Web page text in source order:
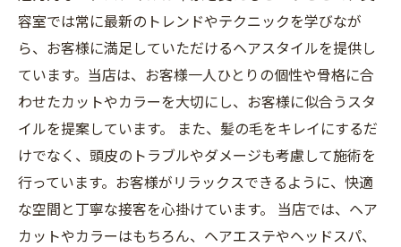
容室では常に最新のトレンドやテクニックを学びなが
ら、お客様に満足していただけるヘアスタイルを提供し
ています。当店は、お客様一人ひとりの個性や骨格に合
わせたカットやカラーを大切にし、お客様に似合うスタ
イルを提案しています。 また、髪の毛をキレイにするだ
けでなく、頭皮のトラブルやダメージも考慮して施術を
行っています。お客様がリラックスできるように、快適
な空間と丁寧な接客を心掛けています。 当店では、ヘア
カットやカラーはもちろん、ヘアエステやヘッドスパ、